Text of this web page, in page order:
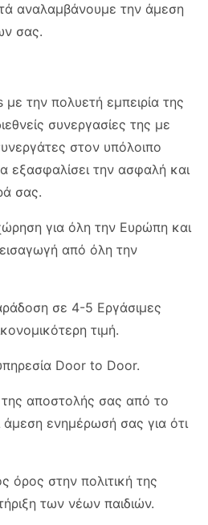
αναλαμβάνουμε την άμεση
σας.
την πολυετή εμπειρία της
συνεργασίες της με
στον υπόλοιπο
εξασφαλίσει την ασφαλή και
σας.
για όλη την Ευρώπη και
από όλη την
σε 4-5 Εργάσιμες
τιμή.
Door to Door.
αποστολής σας από το
ενημέρωσή σας για ότι
όρος στην πολιτική της
των νέων παιδιών.